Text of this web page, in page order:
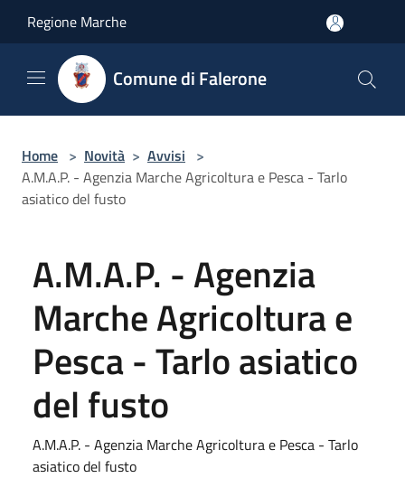
Regione Marche
Comune di Falerone
Home > Novità > Avvisi >
A.M.A.P. - Agenzia Marche Agricoltura e Pesca - Tarlo
asiatico del fusto
A.M.A.P. - Agenzia
Marche Agricoltura e
Pesca - Tarlo asiatico
del fusto
A.M.A.P. - Agenzia Marche Agricoltura e Pesca - Tarlo
asiatico del fusto